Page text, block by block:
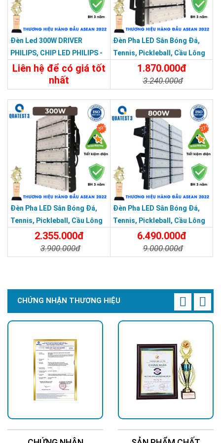
Đèn Led 300W DRIVER
PHILIPS, CHIP LED PHILIPS -
Đèn Sân Bóng, Sân Pickleball
Module 300W
Liên hệ để có giá tốt
nhất
Đèn Pha LED Sân Bóng Đá,
Tennis, Pickleball, Cầu Lông
Module 250w1.870.000đ
3.240.000đ
39%
Đèn Pha LED Sân Bóng Đá,
Tennis, Pickleball, Cầu Lông
Module 300w2.355.000đ
3.900.000đ
27%
Đèn Pha LED Sân Bóng Đá,
Tennis, Pickleball, Cầu Lông
Module 800w6.490.000đ
9.000.000đ
CHỨNG NHẬN THƯƠNG HIỆU